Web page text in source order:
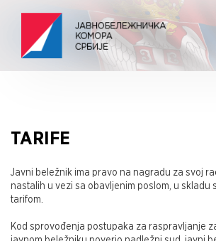
TARIFE
Javni beležnik ima pravo na nagradu za svoj
nastalih u vezi sa obavljenim poslom, u skladu
tarifom.
Kod sprovođenja postupaka za raspravljanje